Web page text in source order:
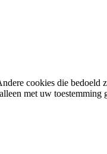
cookies die bedoeld
met uw toestemming